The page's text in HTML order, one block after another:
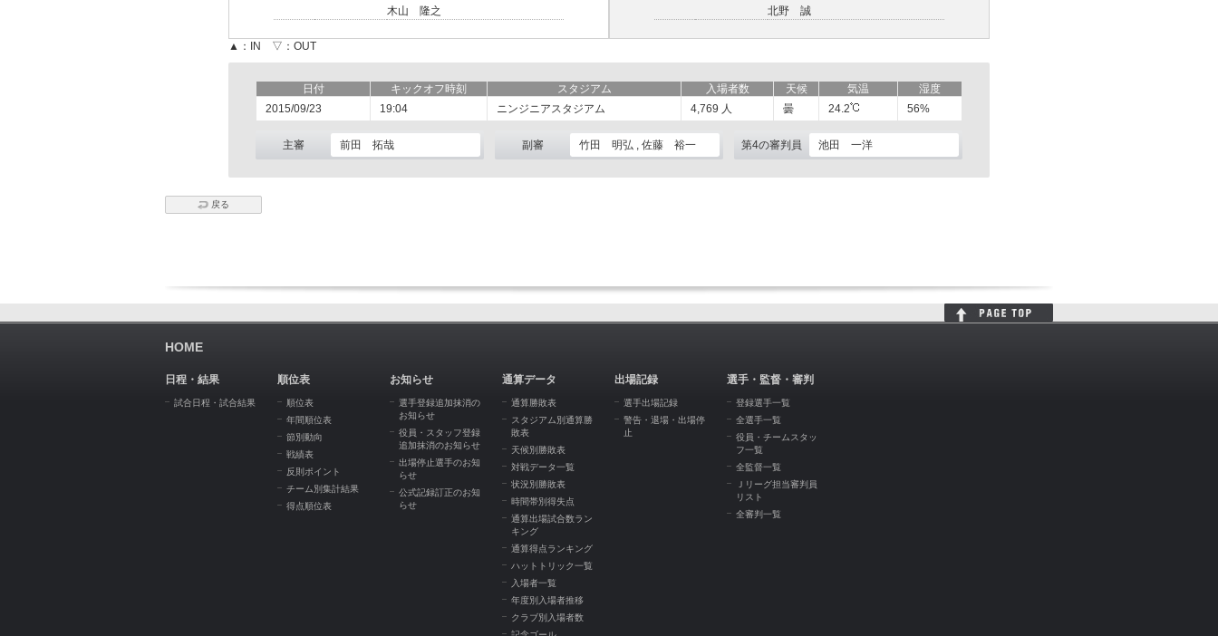
木山 隆之
北野 誠
▲：IN ▽：OUT
日付 キックオフ時刻 スタジアム 入場者数 天候 気温
湿度
2015/09/23
19:04 ニンジニアスタジアム 4,769 人 曇 24.2 56%
主審 前田 拓哉 副審 竹田 明弘 , 佐藤 裕一 第4の審判員 池田 一洋
戻る
HOME
日程・結果
試合日程・試合結果
順位表
順位表
年間順位表
節別動向
戦績表
反則ポイント
チーム別集計結果
得点順位表
お知らせ
選手登録追加抹消の
お知らせ
役員・スタッフ登録
追加抹消のお知らせ
出場停止選手のお知
らせ
公式記録訂正のお知
らせ
通算データ
通算勝敗表
スタジアム別通算勝
敗表
天候別勝敗表
対戦データ一覧
状況別勝敗表
時間帯別得失点
通算出場試合数ラン
キング
通算得点ランキング
ハットトリック一覧
入場者一覧
年度別入場者推移
クラブ別入場者数
出場記録
選手出場記録
警告・退場・出場停
止
選手・監督・審判
登録選手一覧
全選手一覧
役員・チームスタッ
フ一覧
全監督一覧
Ｊリーグ担当審判員
リスト
全審判一覧